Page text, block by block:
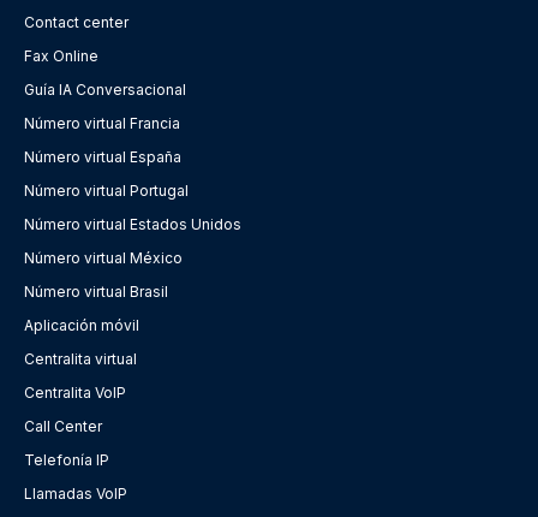
Contact center
Fax Online
Guía IA Conversacional
Número virtual Francia
Número virtual España
Número virtual Portugal
Número virtual Estados Unidos
Número virtual México
Número virtual Brasil
Aplicación móvil
Centralita virtual
Centralita VoIP
Call Center
Telefonía IP
Llamadas VoIP